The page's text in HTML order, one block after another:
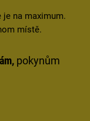
je na maximum.
místě.
pokynům